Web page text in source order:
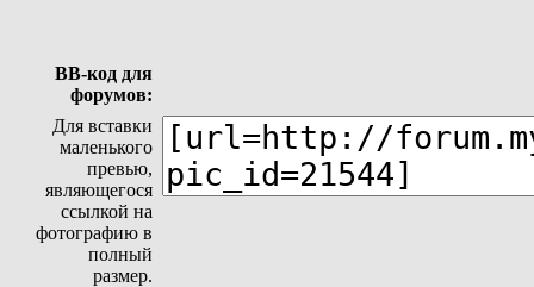
BB-код для
форумов:
Для вставки
маленького
превью,
являющегося
ссылкой на
фотографию в
полный
размер.